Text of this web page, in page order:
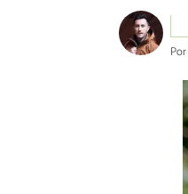
Por